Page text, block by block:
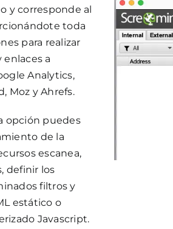
y corresponde al
toda
para realizar
enlaces a
Analytics,
Moz y Ahrefs.
opción puedes
de la
escanea,
definir los
filtros y
estático o
Javascript.